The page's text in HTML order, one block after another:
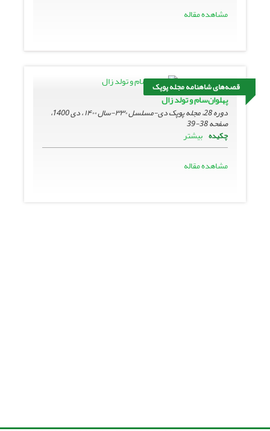
مشاهده مقاله
قصه‌های شاهنامه مجله پوپک
پهلوان‌‌سام و تولد زال
دوره 28، مجله پوپک دی-مسلسل ۳۳۰-سال ۱۴۰۰ ، دی 1400،
صفحه38-39
چکیده بیشتر
مشاهده مقاله